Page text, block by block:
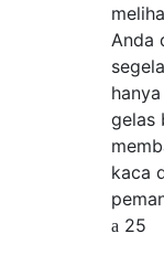
Anda
gelas
kaca
25